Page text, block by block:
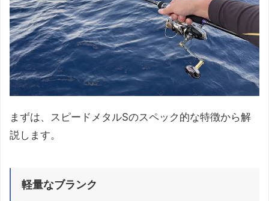
まずは、スピードメタルSのスペック的な特徴から解
説します。
軽量なブランク